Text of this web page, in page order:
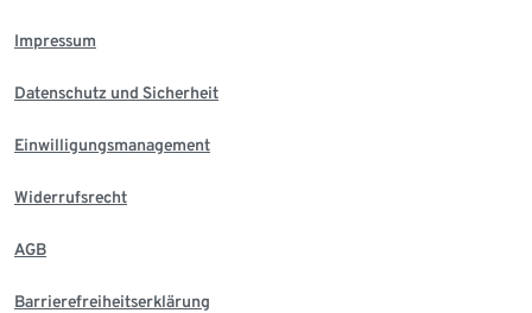
Impressum
Datenschutz und Sicherheit
Einwilligungsmanagement
Widerrufsrecht
AGB
Barrierefreiheitserklärung